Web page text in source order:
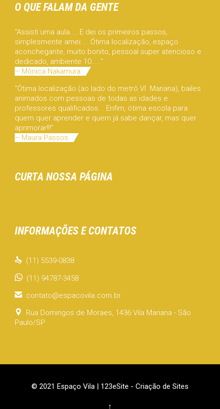
O QUE FALAM DA GENTE
“Assisti uma aula.... E dei os primeiros passos,
simplesmente amei.....Ótima localização, espaço
aconchegante, muito bonito, pessoal super atencioso e
dedicado, ambiente 10.....”
– Mônica Nakamura
“Ótima localização (ao lado do metrô Vl. Mariana), bailes
animados com pessoas de todas as idades e
professores qualificados... Enfim, ótima escola para
quem quer aprender e quem já sabe dançar, mas quer
aprimorar!!!”
– Maura Passos
CURTA NOSSA PÁGINA
INFORMAÇÕES E CONTATOS
 (11) 5539-0838
(11) 94787-3458
 contato@espacovila.com.br

Rua Domingos de Moraes, 1436 Vila Mariana - São
Paulo/SP
© 2021 Espaço Vila | 123eSite - Criação de Sites
↑